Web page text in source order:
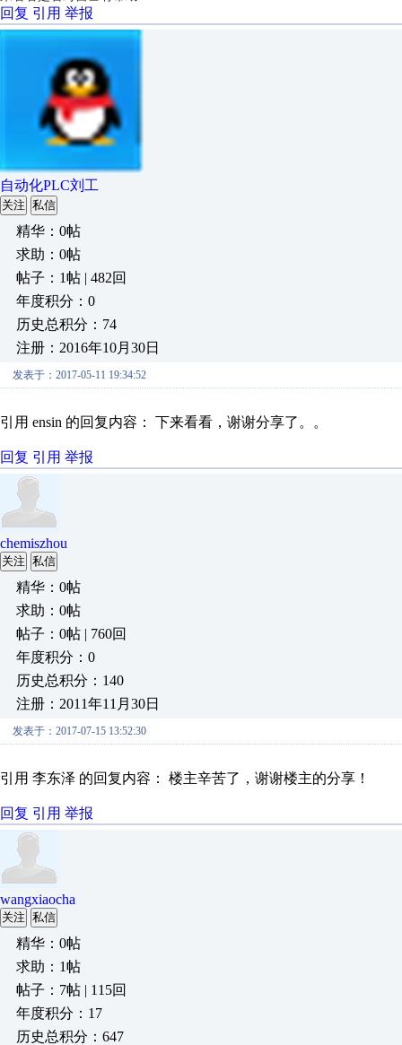
回复 引用 举报
自动化PLC刘工
关注 私信
精华：0帖
求助：0帖
帖子：1帖 | 482回
年度积分：0
历史总积分：74
注册：2016年10月30日
发表于：2017-05-11 19:34:52
引用 ensin 的回复内容： 下来看看，谢谢分享了。。
回复 引用 举报
chemiszhou
关注 私信
精华：0帖
求助：0帖
帖子：0帖 | 760回
年度积分：0
历史总积分：140
注册：2011年11月30日
发表于：2017-07-15 13:52:30
引用 李东泽 的回复内容： 楼主辛苦了，谢谢楼主的分享！
回复 引用 举报
wangxiaocha
关注 私信
精华：0帖
求助：1帖
帖子：7帖 | 115回
年度积分：17
历史总积分：647